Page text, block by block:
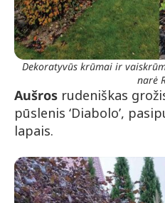
Dekoratyvūs krūmai ir
narė
Aušros rudeniškas
pūslenis ‘Diabolo’,
lapais.